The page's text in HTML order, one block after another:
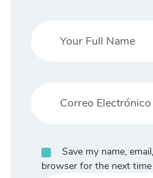
Save my name,
browser for the next